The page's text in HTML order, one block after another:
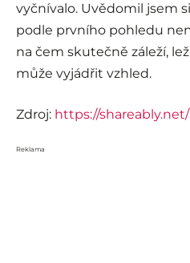
vyčnívalo. Uvědomil jsem
podle prvního pohledu
na čem skutečně záleží,
může vyjádřit vzhled.
Zdroj: https://shareably.net/
Reklama